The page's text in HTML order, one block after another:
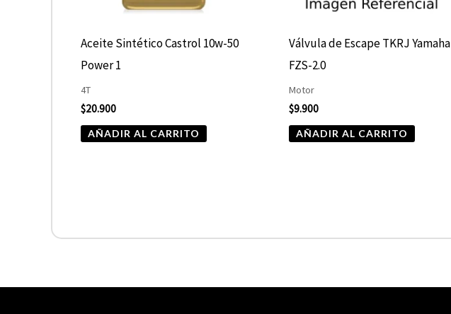
Aceite Sintético Castrol 10w-50
Power 1
4T
$20.900
AÑADIR AL CARRITO
Válvula de Escape TKRJ Yamaha
FZS-2.0
Motor
$9.900
AÑADIR AL CARRITO